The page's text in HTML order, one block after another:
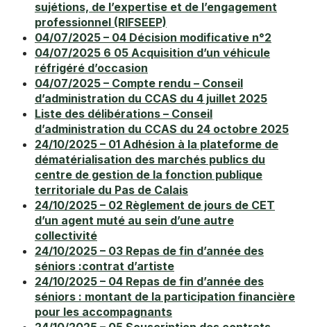
sujétions, de l’expertise et de l’engagement
professionnel (RIFSEEP)
04/07/2025 – 04 Décision modificative n°2
04/07/2025 6 05 Acquisition d’un véhicule
réfrigéré d’occasion
04/07/2025 – Compte rendu – Conseil
d’administration du CCAS du 4 juillet 2025
Liste des délibérations – Conseil
d’administration du CCAS du 24 octobre 2025
24/10/2025 – 01 Adhésion à la plateforme de
dématérialisation des marchés publics du
centre de gestion de la fonction publique
territoriale du Pas de Calais
24/10/2025 – 02 Règlement de jours de CET
d’un agent muté au sein d’une autre
collectivité
24/10/2025 – 03 Repas de fin d’année des
séniors :contrat d’artiste
24/10/2025 – 04 Repas de fin d’année des
séniors : montant de la participation financière
pour les accompagnants